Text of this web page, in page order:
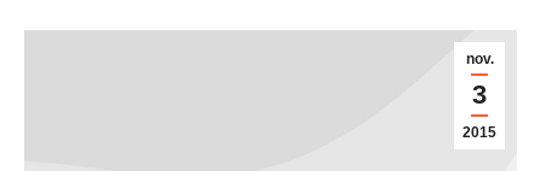
nov.
3
2015